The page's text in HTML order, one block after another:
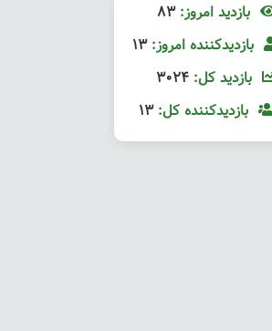
بازدید امروز: 83
بازدیدکننده امروز: 13
بازدید کل:
بازدیدکننده کل: 13